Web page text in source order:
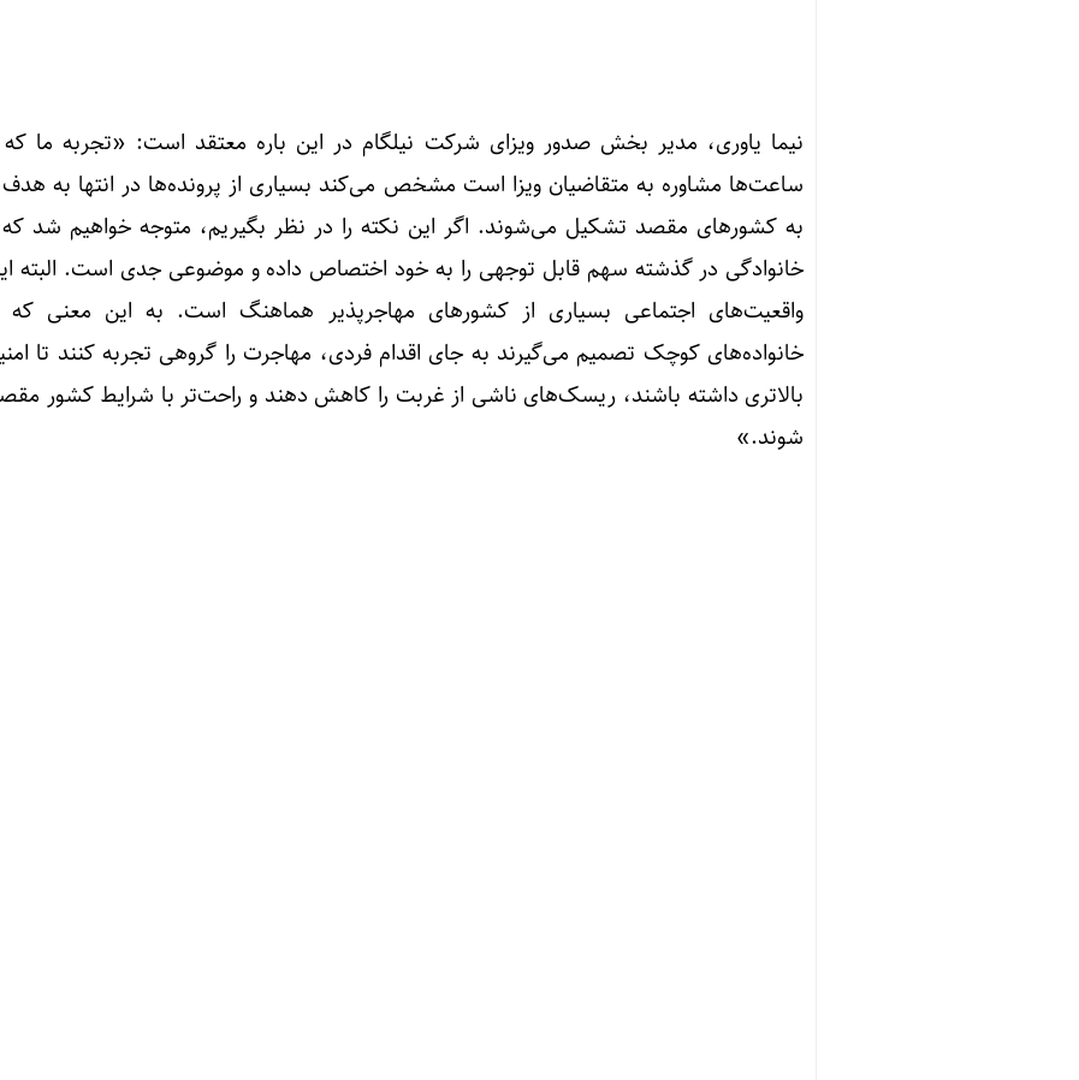
نیما یاوری، مدیر بخش صدور ویزای شرکت نیلگام در این باره معتقد است: «تجربه ما
ساعت‌ها مشاوره به متقاضیان ویزا است مشخص می‌کند بسیاری از پرونده‌ها در انتها به
به کشورهای مقصد تشکیل می‌شوند. اگر این نکته را در نظر بگیریم، متوجه خواهیم شد
خانوادگی در گذشته سهم قابل توجهی را به خود اختصاص داده و موضوعی جدی است. البته
واقعیت‌های اجتماعی بسیاری از کشورهای مهاجرپذیر هماهنگ است. به این معنی که
خانواده‌های کوچک تصمیم می‌گیرند به جای اقدام فردی، مهاجرت را گروهی تجربه کنند تا
بالاتری داشته باشند، ریسک‌های ناشی از غربت را کاهش دهند و راحت‌تر با شرایط کشور
شوند.»